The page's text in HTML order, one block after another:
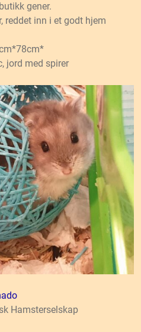
gener.
reddet inn i et godt hjem
jord med spirer
Hamsterselskap